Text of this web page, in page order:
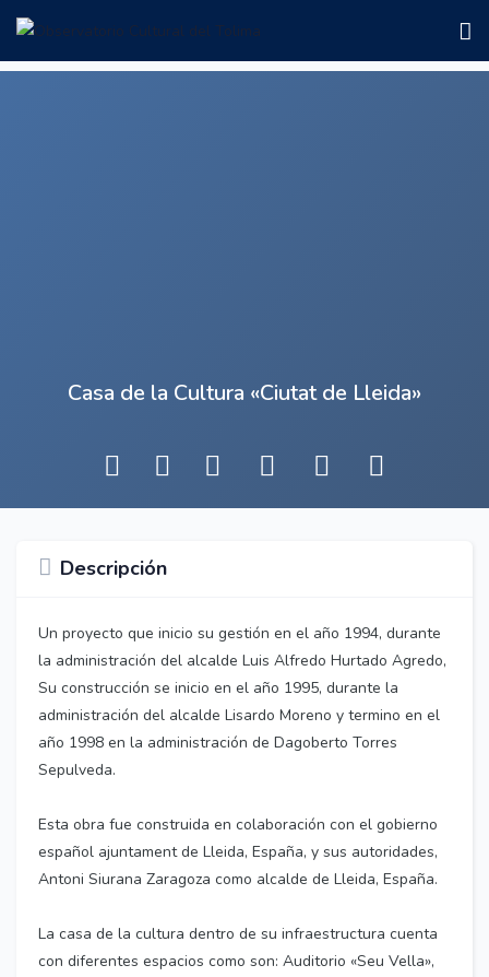
Mostrar Barra Lateral
Casa de la Cultura «Ciutat de Lleida»
Descripción
Un proyecto que inicio su gestión en el año 1994, durante
la administración del alcalde Luis Alfredo Hurtado Agredo,
Su construcción se inicio en el año 1995, durante la
administración del alcalde Lisardo Moreno y termino en el
año 1998 en la administración de Dagoberto Torres
Sepulveda.
Esta obra fue construida en colaboración con el gobierno
español ajuntament de Lleida, España, y sus autoridades,
Antoni Siurana Zaragoza como alcalde de Lleida, España.
La casa de la cultura dentro de su infraestructura cuenta
con diferentes espacios como son: Auditorio «Seu Vella»,